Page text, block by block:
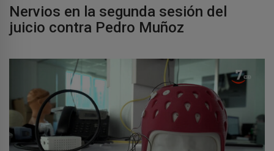
Nervios en la segunda sesión del
juicio contra Pedro Muñoz